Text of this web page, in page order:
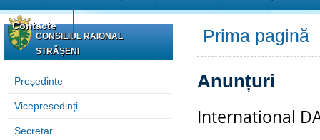
Contacte
CONSILIUL RAIONAL
STRĂȘENI
Președinte
Vicepreședinți
Secretar
Prima pagină
Anunțuri
International